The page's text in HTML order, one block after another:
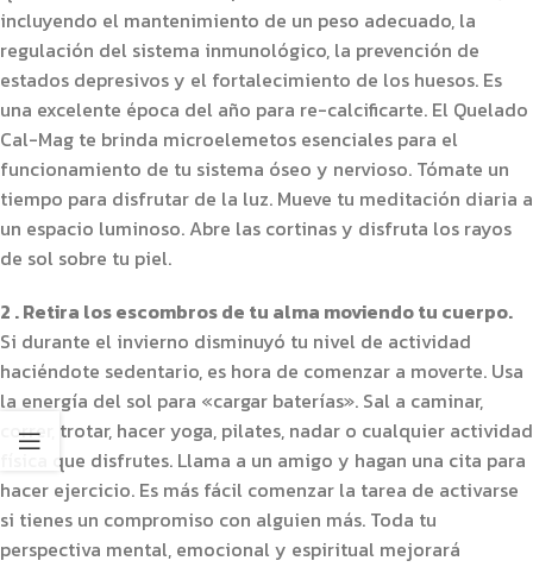
incluyendo el mantenimiento de un peso adecuado, la
regulación del sistema inmunológico, la prevención de
estados depresivos y el fortalecimiento de los huesos. Es
una excelente época del año para re-calcificarte. El Quelado
Cal-Mag te brinda microelemetos esenciales para el
funcionamiento de tu sistema óseo y nervioso. Tómate un
tiempo para disfrutar de la luz. Mueve tu meditación diaria a
un espacio luminoso. Abre las cortinas y disfruta los rayos
de sol sobre tu piel.
2 . Retira los escombros de tu alma moviendo tu cuerpo.
Si durante el invierno disminuyó tu nivel de actividad
haciéndote sedentario, es hora de comenzar a moverte. Usa
la energía del sol para «cargar baterías». Sal a caminar,
correr, trotar, hacer yoga, pilates, nadar o cualquier actividad
física que disfrutes. Llama a un amigo y hagan una cita para
hacer ejercicio. Es más fácil comenzar la tarea de activarse
si tienes un compromiso con alguien más. Toda tu
perspectiva mental, emocional y espiritual mejorará